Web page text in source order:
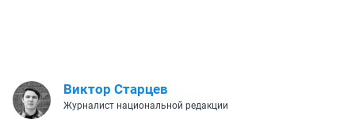
Виктор Старцев
Журналист национальной редакции